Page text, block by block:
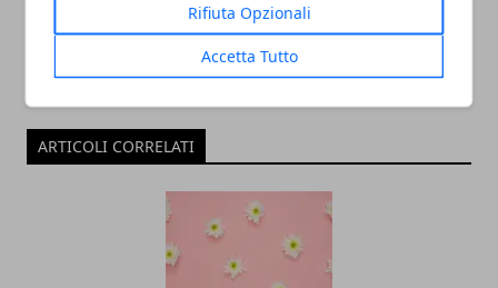
Rifiuta Opzionali
Accetta Tutto
ARTICOLI CORRELATI